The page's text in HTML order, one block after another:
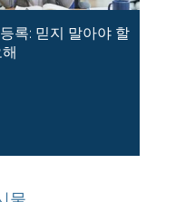
록: 믿지 말아야 할